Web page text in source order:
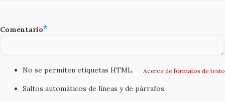
Comentario
Acerca de formatos de texto
No se permiten etiquetas HTML.
Saltos automáticos de líneas y de párrafos.